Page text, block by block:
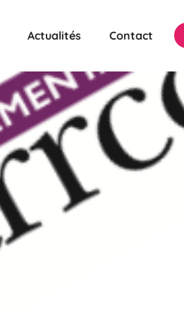
Actualités Contact